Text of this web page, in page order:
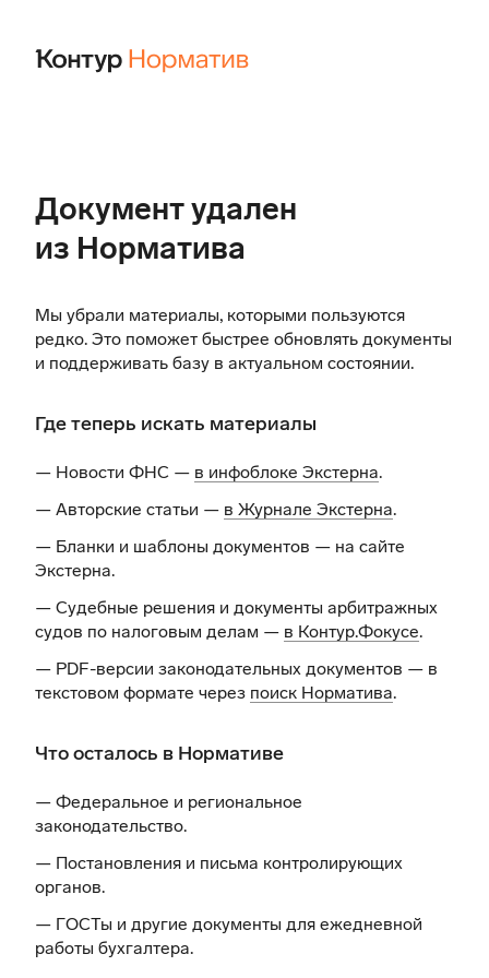
Документ удален
из Норматива
Мы убрали материалы, которыми пользуются
редко. Это поможет быстрее обновлять документы
и поддерживать базу в актуальном состоянии.
Где теперь искать материалы
— Новости ФНС — в инфоблоке Экстерна.
— Авторские статьи — в Журнале Экстерна.
— Бланки и шаблоны документов — на сайте
Экстерна.
— Судебные решения и документы арбитражных
судов по налоговым делам — в Контур.Фокусе.
— PDF-версии законодательных документов — в
текстовом формате через поиск Норматива.
Что осталось в Нормативе
— Федеральное и региональное
законодательство.
— Постановления и письма контролирующих
органов.
— ГОСТы и другие документы для ежедневной
работы бухгалтера.